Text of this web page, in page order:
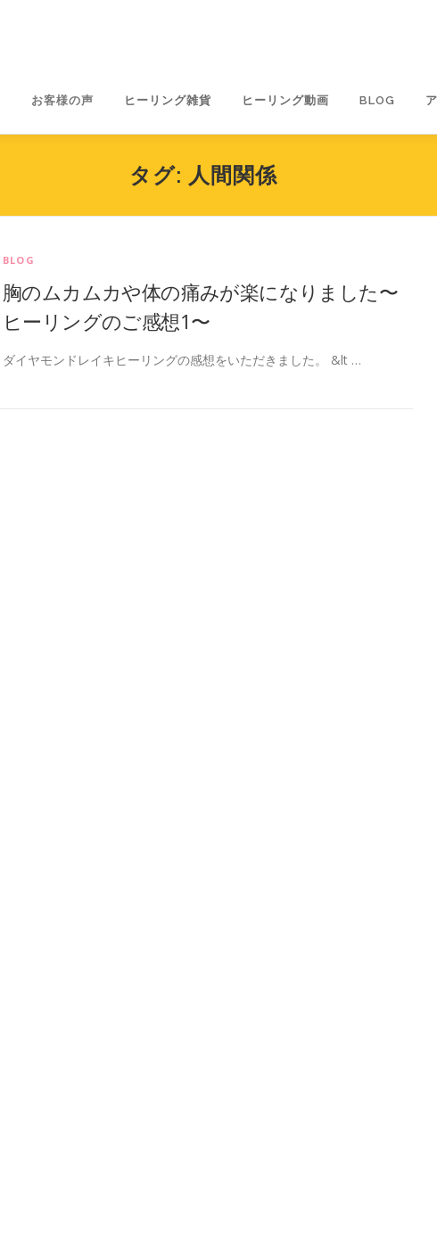
お客様の声 ヒーリング雑貨 ヒーリング動画 BLOG
タグ: 人間関係
BLOG
胸のムカムカや体の痛みが楽になりました〜
ヒーリングのご感想1〜
ダイヤモンドレイキヒーリングの感想をいただきました。 &lt …